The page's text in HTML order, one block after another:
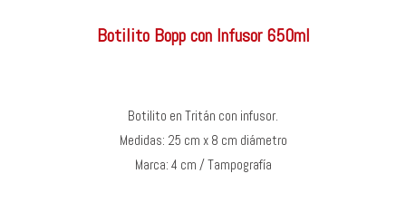
Botilito Bopp con Infusor 650ml
Botilito en Tritán con infusor.
Medidas: 25 cm x 8 cm diámetro
Marca: 4 cm / Tampografía